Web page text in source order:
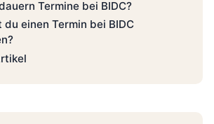
Termine bei BIDC?
du einen Termin bei BIDC